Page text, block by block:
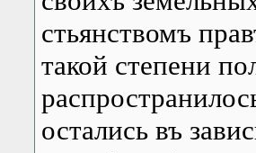
стьянствомъ
такой степени
остались въ